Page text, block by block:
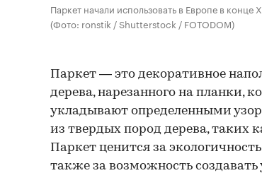
Паркет начали использовать в Европе в конце
(Фото: ronstik / Shutterstock / FOTODOM)
Паркет — это декоративное
дерева, нарезанного на планки,
укладывают определенными
из твердых пород дерева, таких
Паркет ценится за
также за возможность